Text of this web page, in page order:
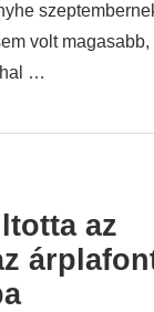
volt magasabb,
…
az